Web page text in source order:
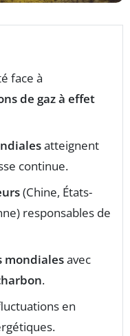
face à
de gaz à effet
atteignent
continue.
(Chine, États-
responsables de
mondialesavec
.
en